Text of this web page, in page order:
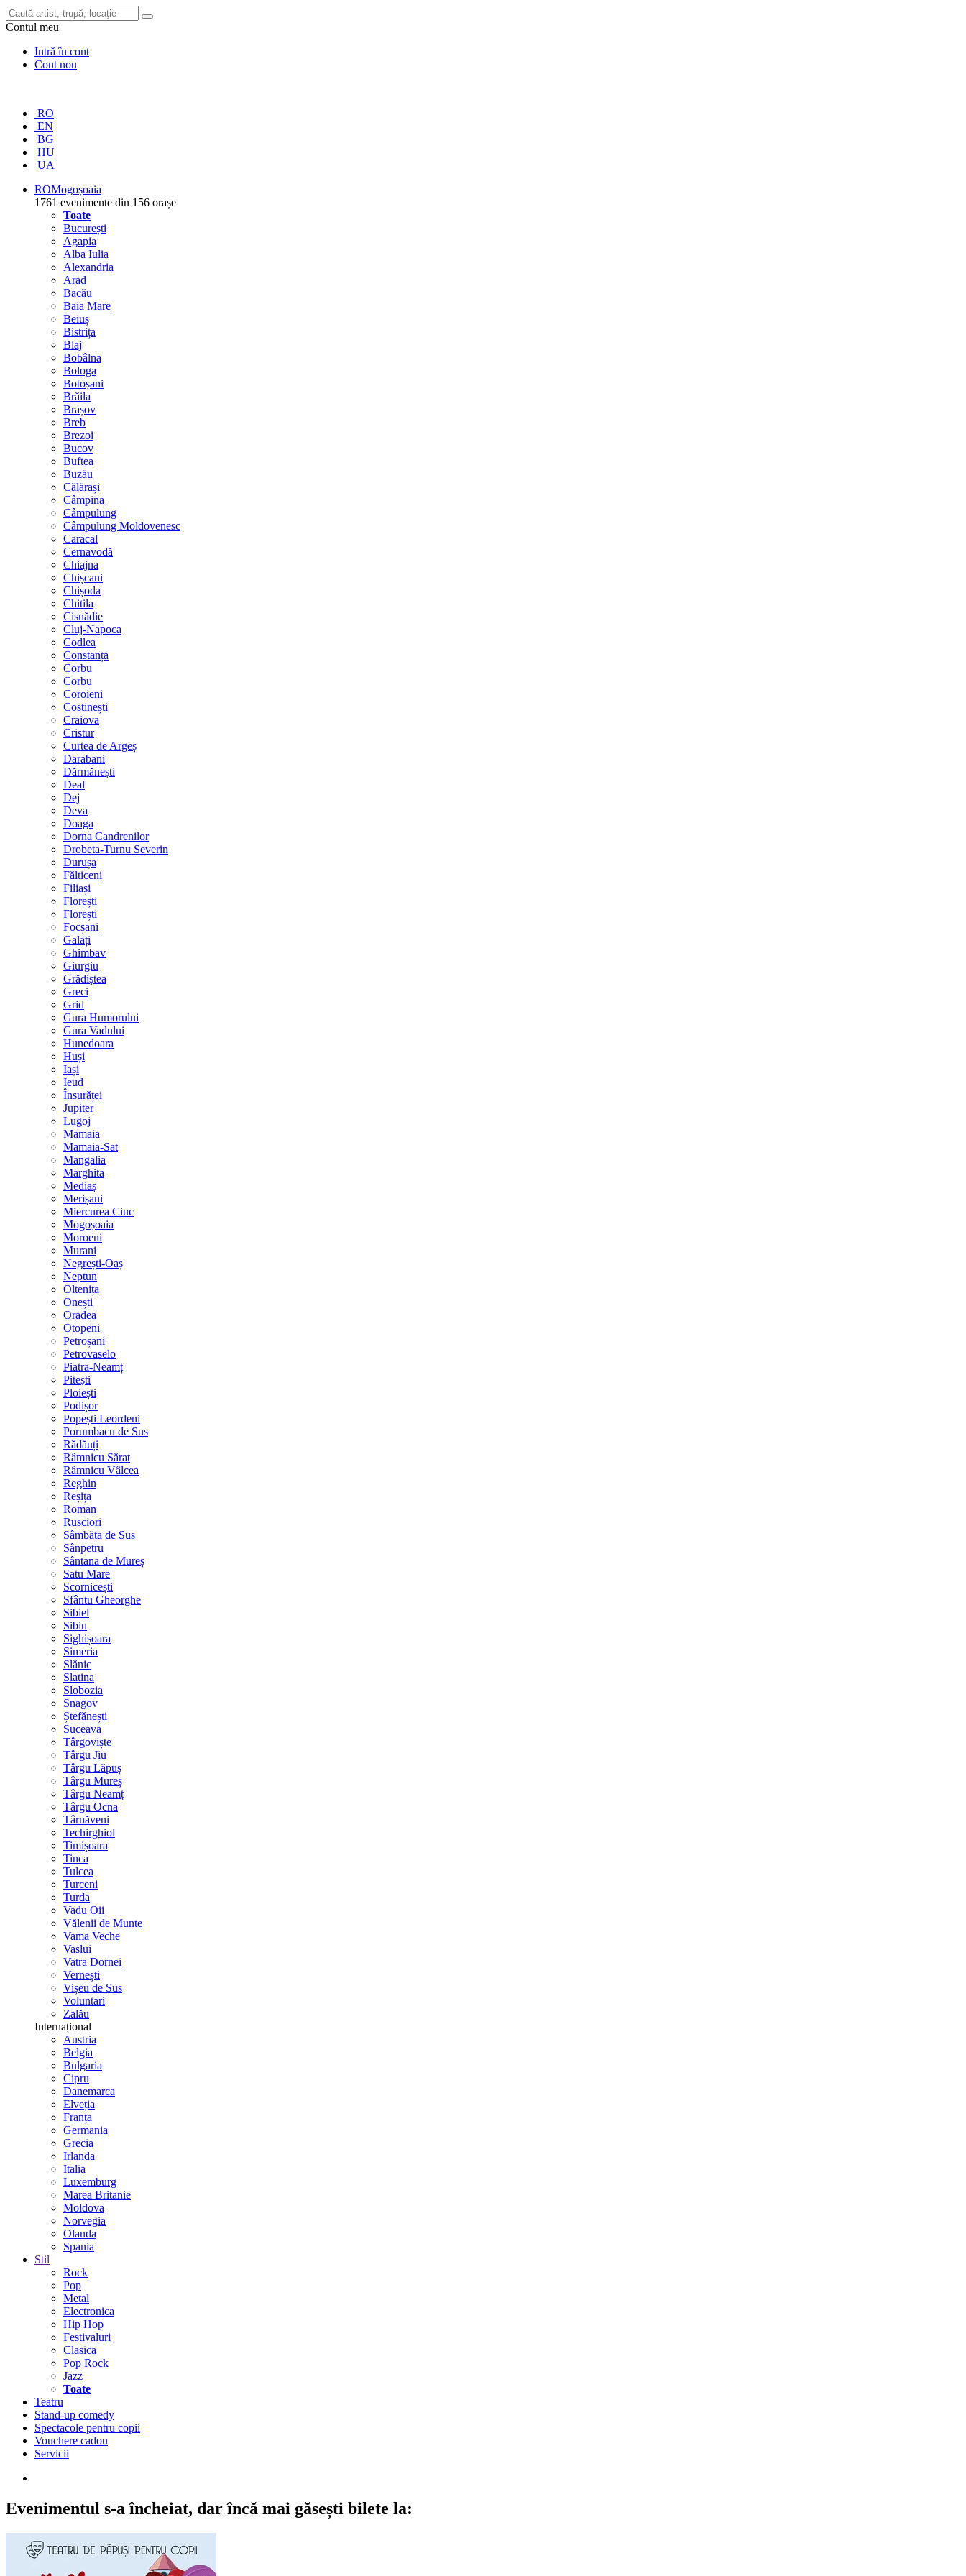
Contul meu
Intră în cont
Cont nou
RO
EN
BG
HU
UA
ROMogoșoaia
1761 evenimente din 156 orașe
Toate
București
Agapia
Alba Iulia
Alexandria
Arad
Bacău
Baia Mare
Beiuș
Bistrița
Blaj
Bobâlna
Bologa
Botoșani
Brăila
Brașov
Breb
Brezoi
Bucov
Buftea
Buzău
Călărași
Câmpina
Câmpulung
Câmpulung Moldovenesc
Caracal
Cernavodă
Chiajna
Chișcani
Chișoda
Chitila
Cisnădie
Cluj-Napoca
Codlea
Constanța
Corbu
Corbu
Coroieni
Costinești
Craiova
Cristur
Curtea de Argeș
Darabani
Dărmănești
Deal
Dej
Deva
Doaga
Dorna Candrenilor
Drobeta-Turnu Severin
Durușa
Fălticeni
Filiași
Florești
Florești
Focșani
Galați
Ghimbav
Giurgiu
Grădiștea
Greci
Grid
Gura Humorului
Gura Vadului
Hunedoara
Huși
Iași
Ieud
Însurăței
Jupiter
Lugoj
Mamaia
Mamaia-Sat
Mangalia
Marghita
Mediaș
Merișani
Miercurea Ciuc
Mogoșoaia
Moroeni
Murani
Negrești-Oaș
Neptun
Oltenița
Onești
Oradea
Otopeni
Petroșani
Petrovaselo
Piatra-Neamț
Pitești
Ploiești
Podișor
Popești Leordeni
Porumbacu de Sus
Rădăuți
Râmnicu Sărat
Râmnicu Vâlcea
Reghin
Reșița
Roman
Rusciori
Sâmbăta de Sus
Sânpetru
Sântana de Mureș
Satu Mare
Scornicești
Sfântu Gheorghe
Sibiel
Sibiu
Sighișoara
Simeria
Slănic
Slatina
Slobozia
Snagov
Ștefănești
Suceava
Târgoviște
Târgu Jiu
Târgu Lăpuș
Târgu Mureș
Târgu Neamț
Târgu Ocna
Târnăveni
Techirghiol
Timișoara
Tinca
Tulcea
Turceni
Turda
Vadu Oii
Vălenii de Munte
Vama Veche
Vaslui
Vatra Dornei
Vernești
Vișeu de Sus
Voluntari
Zalău
Internațional
Austria
Belgia
Bulgaria
Cipru
Danemarca
Elveția
Franța
Germania
Grecia
Irlanda
Italia
Luxemburg
Marea Britanie
Moldova
Norvegia
Olanda
Spania
Stil
Rock
Pop
Metal
Electronica
Hip Hop
Festivaluri
Clasica
Pop Rock
Jazz
Toate
Teatru
Stand-up comedy
Spectacole pentru copii
Vouchere cadou
Servicii
Evenimentul s-a încheiat, dar încă mai găsești bilete la: